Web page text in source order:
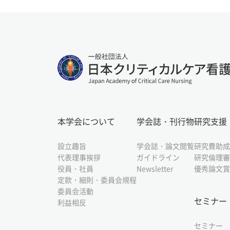
本学会について
設立趣旨
代表理事挨拶
役員・社員
定款・細則・委員会規程
委員会活動
利益相反
学会誌・刊行物
学会誌・論文閲覧
ガイドライン
Newsletter
研究支援
研究費助成
研究倫理
優秀論文
セミナー
セミナー